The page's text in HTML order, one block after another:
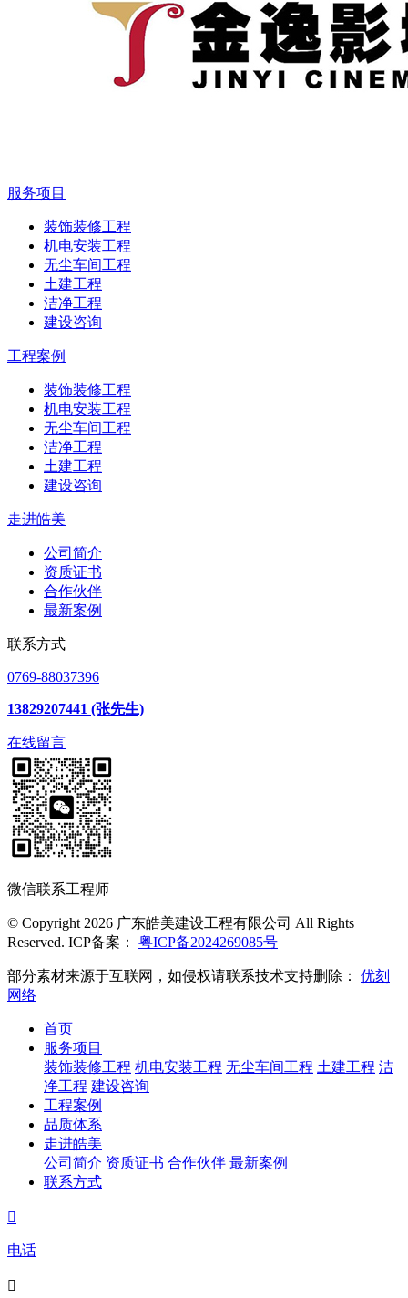
服务项目
装饰装修工程
机电安装工程
无尘车间工程
土建工程
洁净工程
建设咨询
工程案例
装饰装修工程
机电安装工程
无尘车间工程
洁净工程
土建工程
建设咨询
走进皓美
公司简介
资质证书
合作伙伴
最新案例
联系方式
0769-88037396
13829207441 (张先生)
在线留言
微信联系工程师
© Copyright 2026 广东皓美建设工程有限公司 All Rights
Reserved. ICP备案： 粤ICP备2024269085号
部分素材来源于互联网，如侵权请联系技术支持删除： 优刻
网络
首页
服务项目
装饰装修工程 机电安装工程 无尘车间工程 土建工程 洁
净工程 建设咨询
工程案例
品质体系
走进皓美
公司简介 资质证书 合作伙伴 最新案例
联系方式

电话
